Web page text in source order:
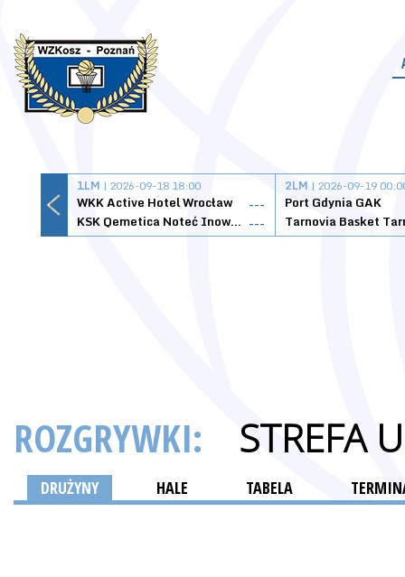
1LM | 2026-09-18 18:00
WKK Active Hotel Wrocław
---
KSK Qemetica Noteć Inowrocław ---
2LM | 2026-09-19
Port Gdynia GAK
ROZGRYWKI: STREFA
DRUŻYNY HALE TABELA